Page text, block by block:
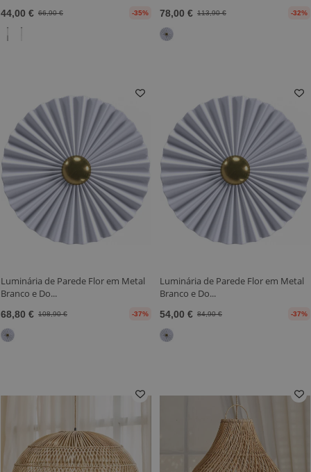
44,00 € 66,90 € -35% 78,00 € 113,90 € -32%
Luminária de Parede Flor em Metal
Branco e Do...
68,80 € 108,90 € -37%
Luminária de Parede Flor em Metal
Branco e Do...
54,00 € 84,90 € -37%